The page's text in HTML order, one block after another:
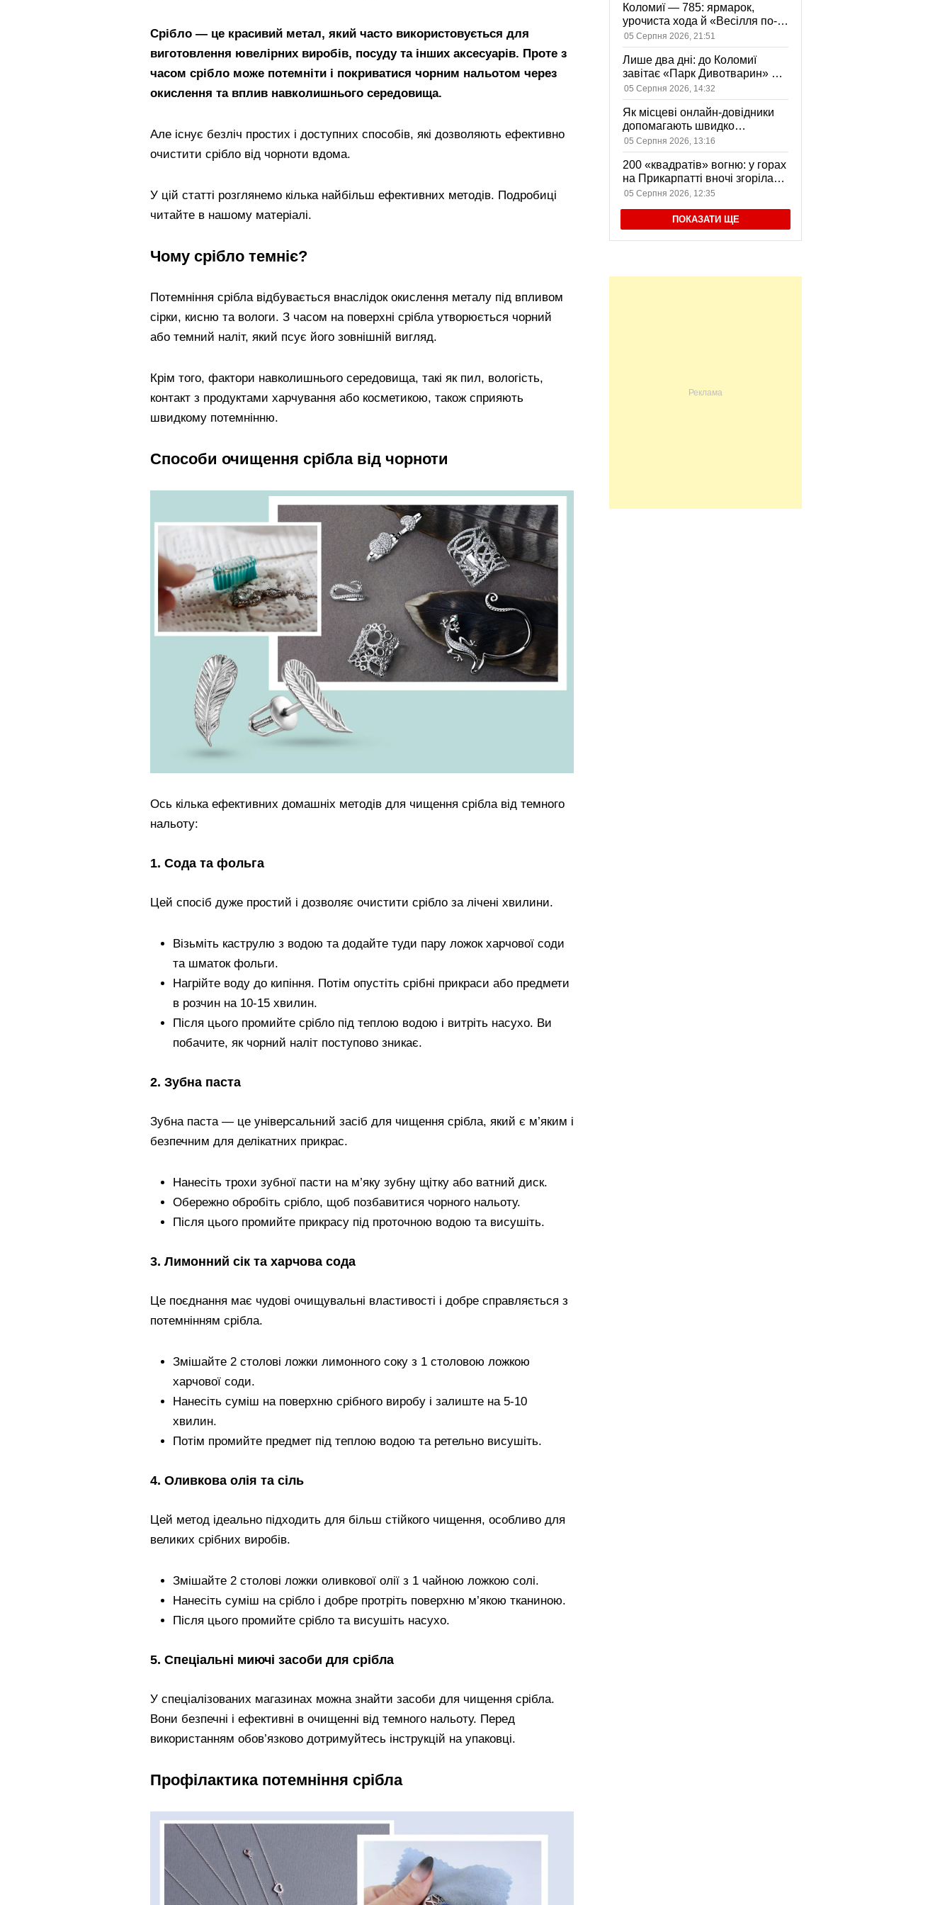
Срібло — це красивий метал, який часто використовується для
виготовлення ювелірних виробів, посуду та інших аксесуарів. Проте з
часом срібло може потемніти і покриватися чорним нальотом через
окислення та вплив навколишнього середовища.
Але існує безліч простих і доступних способів, які дозволяють ефективно
очистити срібло від чорноти вдома.
У цій статті розглянемо кілька найбільш ефективних методів. Подробиці
читайте в нашому матеріалі.
Чому срібло темніє?
Потемніння срібла відбувається внаслідок окислення металу під впливом
сірки, кисню та вологи. З часом на поверхні срібла утворюється чорний
або темний наліт, який псує його зовнішній вигляд.
Крім того, фактори навколишнього середовища, такі як пил, вологість,
контакт з продуктами харчування або косметикою, також сприяють
швидкому потемнінню.
Способи очищення срібла від чорноти
Ось кілька ефективних домашніх методів для чищення срібла від темного
нальоту:
1. Сода та фольга
Цей спосіб дуже простий і дозволяє очистити срібло за лічені хвилини.
Візьміть каструлю з водою та додайте туди пару ложок харчової соди
та шматок фольги.
Нагрійте воду до кипіння. Потім опустіть срібні прикраси або предмети
в розчин на 10-15 хвилин.
Після цього промийте срібло під теплою водою і витріть насухо. Ви
побачите, як чорний наліт поступово зникає.
2. Зубна паста
Зубна паста — це універсальний засіб для чищення срібла, який є м’яким і
безпечним для делікатних прикрас.
Нанесіть трохи зубної пасти на м’яку зубну щітку або ватний диск.
Обережно обробіть срібло, щоб позбавитися чорного нальоту.
Після цього промийте прикрасу під проточною водою та висушіть.
3. Лимонний сік та харчова сода
Це поєднання має чудові очищувальні властивості і добре справляється з
потемнінням срібла.
Змішайте 2 столові ложки лимонного соку з 1 столовою ложкою
харчової соди.
Нанесіть суміш на поверхню срібного виробу і залиште на 5-10
хвилин.
Потім промийте предмет під теплою водою та ретельно висушіть.
4. Оливкова олія та сіль
Цей метод ідеально підходить для більш стійкого чищення, особливо для
великих срібних виробів.
Змішайте 2 столові ложки оливкової олії з 1 чайною ложкою солі.
Нанесіть суміш на срібло і добре протріть поверхню м’якою тканиною.
Після цього промийте срібло та висушіть насухо.
5. Спеціальні миючі засоби для срібла
У спеціалізованих магазинах можна знайти засоби для чищення срібла.
Вони безпечні і ефективні в очищенні від темного нальоту. Перед
використанням обов’язково дотримуйтесь інструкцій на упаковці.
Профілактика потемніння срібла
Коломиї — 785: ярмарок,
урочиста хода й «Весілля по-
Коломийськи» — чим
дивуватиме День міста
05 Серпня 2026, 21:51
Лише два дні: до Коломиї
завітає «Парк Дивотварин» — і
вхід безкоштовний
05 Серпня 2026, 14:32
Як місцеві онлайн-довідники
допомагають швидко
знаходити послуги у своєму
місті
05 Серпня 2026, 13:16
200 «квадратів» вогню: у горах
на Прикарпатті вночі згоріла
садиба, є постраждала
05 Серпня 2026, 12:35
ПОКАЗАТИ ЩЕ